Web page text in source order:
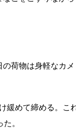
荷物は身軽なカメ
緩めて締める。こ
。